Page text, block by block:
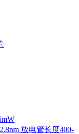
放电管长度400-